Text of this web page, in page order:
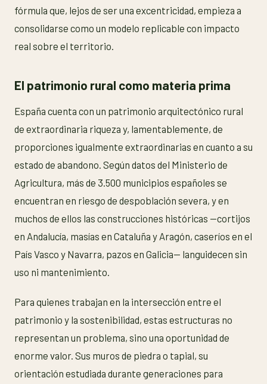
fórmula que, lejos de ser una excentricidad, empieza a
consolidarse como un modelo replicable con impacto
real sobre el territorio.
El patrimonio rural como materia prima
España cuenta con un patrimonio arquitectónico rural
de extraordinaria riqueza y, lamentablemente, de
proporciones igualmente extraordinarias en cuanto a su
estado de abandono. Según datos del Ministerio de
Agricultura, más de 3.500 municipios españoles se
encuentran en riesgo de despoblación severa, y en
muchos de ellos las construcciones históricas —cortijos
en Andalucía, masías en Cataluña y Aragón, caseríos en el
País Vasco y Navarra, pazos en Galicia— languidecen sin
uso ni mantenimiento.
Para quienes trabajan en la intersección entre el
patrimonio y la sostenibilidad, estas estructuras no
representan un problema, sino una oportunidad de
enorme valor. Sus muros de piedra o tapial, su
orientación estudiada durante generaciones para